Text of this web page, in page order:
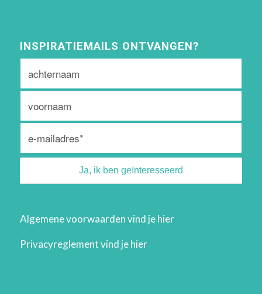
INSPIRATIEMAILS ONTVANGEN?
Algemene voorwaarden vind jehier
Privacyreglement vind jehier